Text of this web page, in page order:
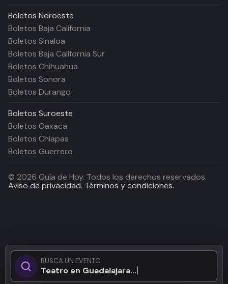
BUSCA UN EVENTO
Teatro en Guadalajara...
Boletos Noroeste
Boletos Baja California
Boletos Sinaloa
Boletos Baja California Sur
Boletos Chihuahua
Boletos Sonora
Boletos Durango
Boletos Suroeste
Boletos Oaxaca
Boletos Chiapas
Boletos Guerrero
© 2026 Guía de Hoy. Todos los derechos reservados.
Aviso de privacidad. Términos y condiciones.